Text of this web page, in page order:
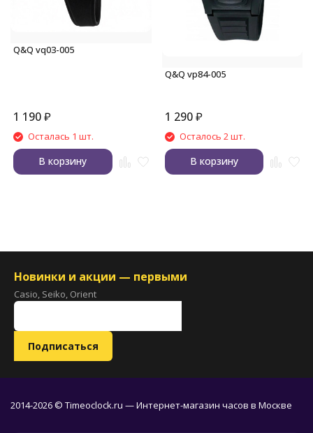
Q&Q vq03-005
1 190₽
Осталась 1 шт.
В корзину
Q&Q vp84-005
1 290 ₽
Осталось 2 шт.
В корзину
Новинки и акции — первыми
Casio, Seiko, Orient
2014-2026 © Timeoclock.ru — Интернет-магазин часов в Москве